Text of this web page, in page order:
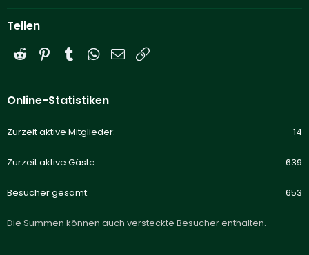
Teilen
Reddit PinterestTumblrWhatsApp
E-Mail
Online-Statistiken
Zurzeit aktive Mitglieder 14
Zurzeit aktive Gäste 639
Besucher gesamt 653
Die Summen können auch versteckte Besucher enthalten.